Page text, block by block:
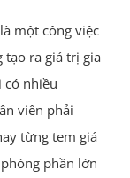
một công việc
ra giá trị gia
có nhiều
viên phải
từng tem giá
phần lớn